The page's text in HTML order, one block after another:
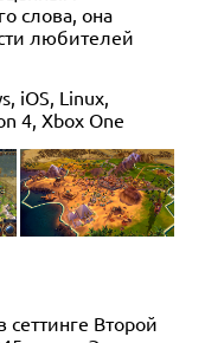
слова, она
любителей
iOS, Linux,
4, Xbox One
сеттинге Второй